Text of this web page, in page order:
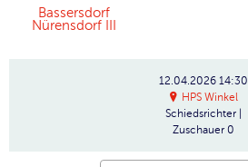
Bassersdorf
Nürensdorf III
12.04.2026 14:30
HPS Winkel
Schiedsrichter
Zuschauer 0